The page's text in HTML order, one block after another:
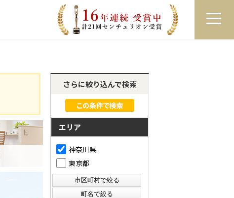
ログイン 来店予約 LINEで相談
さらに絞り込んで検索
エリア
神奈川県
東京都